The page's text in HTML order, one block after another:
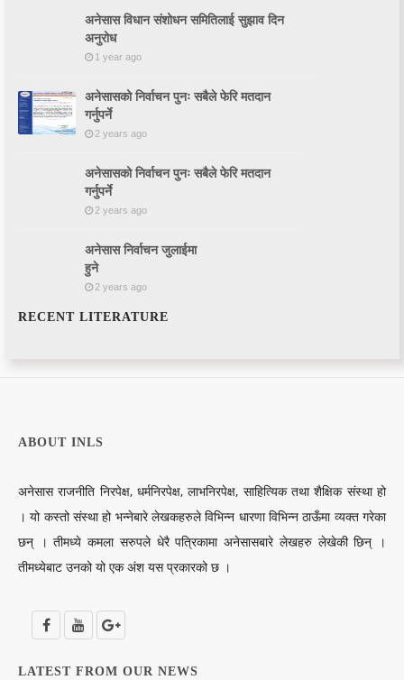
अनेसास विधान संशोधन समितिलाई सुझाव दिन
अनुरोध
1 year ago
अनेसासको निर्वाचन पुनः सबैले फेरि मतदान
गर्नुपर्ने
2 years ago
अनेसासको निर्वाचन पुनः सबैले फेरि मतदान
गर्नुपर्ने
2 years ago
अनेसास निर्वाचन जुलाईमा
हुने
2 years ago
RECENT LITERATURE
ABOUT INLS
अनेसास राजनीति निरपेक्ष, धर्मनिरपेक्ष, लाभनिरपेक्ष, साहित्यिक तथा शैक्षिक संस्था हो
। यो कस्तो संस्था हो भन्नेबारे लेखकहरुले विभिन्न धारणा विभिन्न ठाऊँमा व्यक्त गरेका
छन् । तीमध्ये कमला सरुपले धेरै पत्रिकामा अनेसासबारे लेखहरु लेखेकी छिन् ।
तीमध्येबाट उनको यो एक अंश यस प्रकारको छ ।
LATEST FROM OUR NEWS